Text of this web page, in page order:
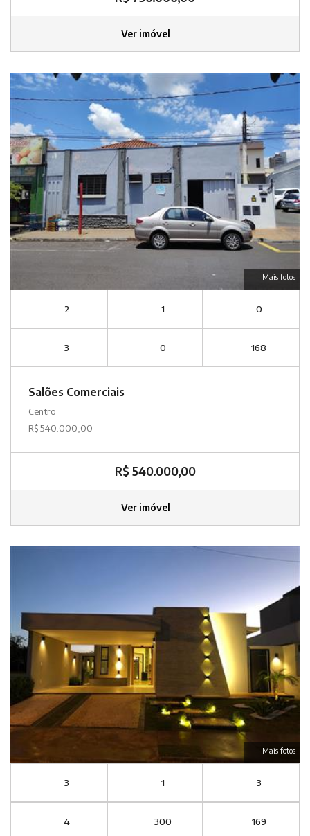
Ver imóvel
Mais fotos
2 1 0
3 0 168
Salões Comerciais
Centro
R$ 540.000,00
R$ 540.000,00
Ver imóvel
Mais fotos
3 1 3
4 300 169